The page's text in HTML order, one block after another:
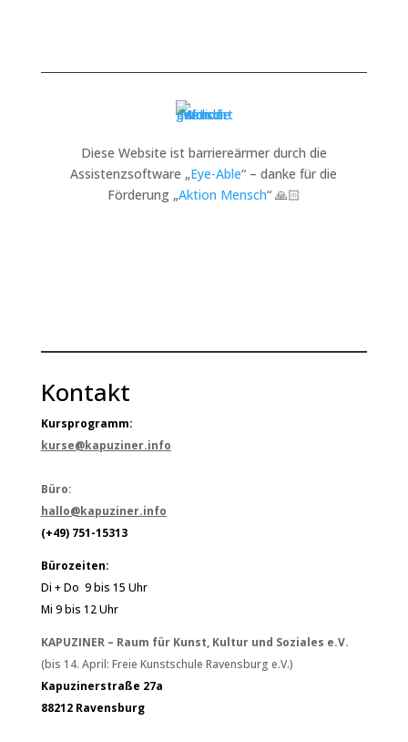
Diese Website ist barriereärmer durch die
Assistenzsoftware „Eye-Able“ – danke für die
Förderung „Aktion Mensch“ 🙏🏻
Kontakt
Kursprogramm:
kurse@kapuziner.info
Büro:
hallo@kapuziner.info
(+49) 751-15313
Bürozeiten:
Di + Do 9 bis 15 Uhr
Mi 9 bis 12 Uhr
KAPUZINER – Raum für Kunst, Kultur und Soziales e.V.
(bis 14. April: Freie Kunstschule Ravensburg e.V.)
Kapuzinerstraße 27a
88212 Ravensburg